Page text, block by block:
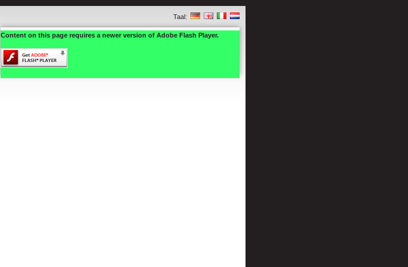
Taal:
Content on this page requires a newer version of Adobe Flash Player.